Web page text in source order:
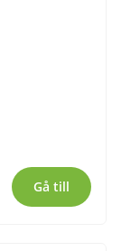
Gå till